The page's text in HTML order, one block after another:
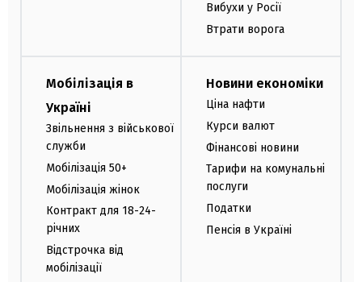
Вибухи у Росії
Втрати ворога
Мобілізація в
Україні
Звільнення з військової
служби
Мобілізація 50+
Мобілізація жінок
Контракт для 18-24-
річних
Відстрочка від
мобілізації
Новини економіки
Ціна нафти
Курси валют
Фінансові новини
Тарифи на комунальні
послуги
Податки
Пенсія в Україні